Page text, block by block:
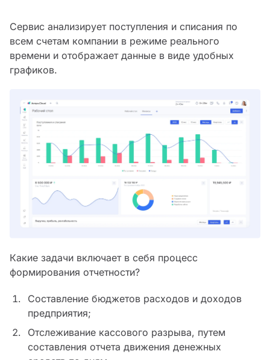
Сервис анализирует поступления и списания по
всем счетам компании в режиме реального
времени и отображает данные в виде удобных
графиков.
Какие задачи включает в себя процесс
формирования отчетности?
Составление бюджетов расходов и доходов
предприятия;
Отслеживание кассового разрыва, путем
составления отчета движения денежных